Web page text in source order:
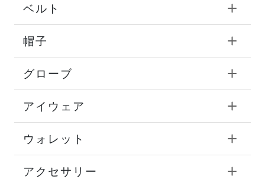
ベルト
帽子
グローブ
アイウェア
ウォレット
アクセサリー